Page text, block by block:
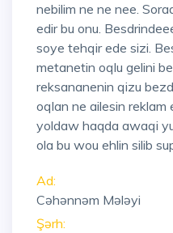
nebilim ne ne nee.
edir bu onu.
soye tehqir ede sizi.
metanetin oqlu gelini
reksananenin qizu
oqlan ne ailesin
yoldaw haqda awaqi
ola bu wou ehlin silib
Ad:
Cəhənnəm Mələyi
Şərh: